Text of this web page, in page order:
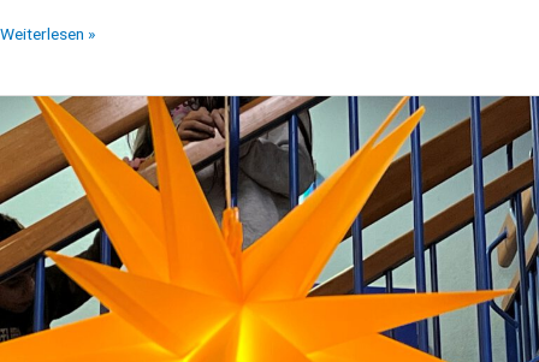
Weiterlesen »
Adventsbasar
2024